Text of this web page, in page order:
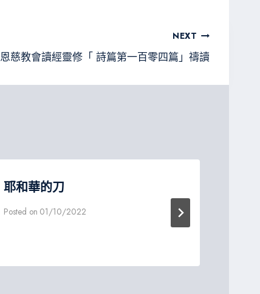
NEXT
恩慈教會讀經靈修「 詩篇第一百零四篇」禱讀
耶和華的刀
Posted on 01/10/2022